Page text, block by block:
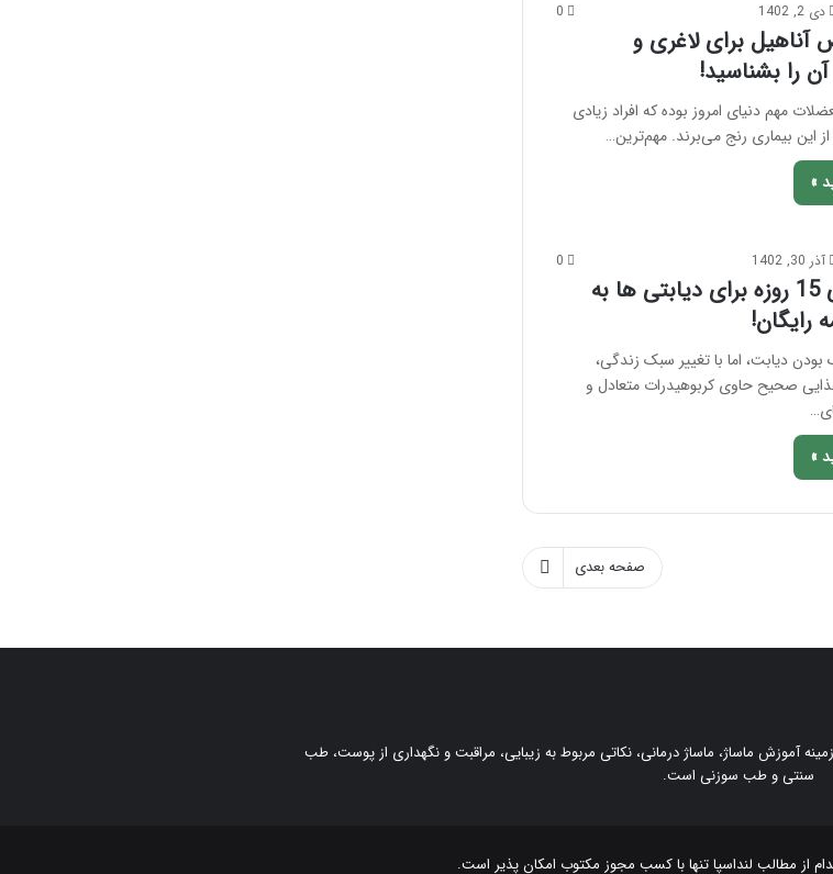
دی 2, 1402 0
برای لاغری و
را بشناسید!
مهم دنیای امروز بوده که افراد زیادی
این بیماری رنج می‌برند. مهم‌ترین…
»
آذر 30, 1402 0
رژیم غذایی 15 روزه برای دیابتی ها به
رایگان!
دیابت، اما با تغییر سبک زندگی،
صحیح حاوی کربوهیدرات متعادل و
»
صفحه بعدی
آموزش ماساژ، ماساژ درمانی، نکاتی مربوط به زیبایی، مراقبت و نگهداری از پوست، طب
سنتی و طب سوزنی است.
لنداسپاتنها با کسب مجوز مکتوب امکان پذیر است.